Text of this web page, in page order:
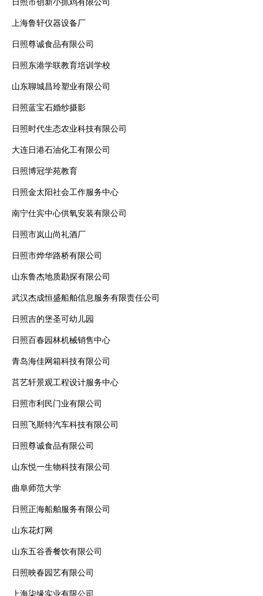
日照市创新小抓鸡有限公司
上海鲁轩仪器设备厂
日照尊诚食品有限公司
日照东港学联教育培训学校
山东聊城昌玲塑业有限公司
日照蓝宝石婚纱摄影
日照时代生态农业科技有限公司
大连日港石油化工有限公司
日照博冠学苑教育
日照金太阳社会工作服务中心
南宁仕宾中心供氧安装有限公司
日照市岚山尚礼酒厂
日照市烨华路桥有限公司
山东鲁杰地质勘探有限公司
武汉杰成恒盛船舶信息服务有限责任公司
日照吉的堡圣可幼儿园
日照百春园林机械销售中心
青岛海佳网箱科技有限公司
莒艺轩景观工程设计服务中心
日照市利民门业有限公司
日照飞斯特汽车科技有限公司
日照尊诚食品有限公司
山东悦一生物科技有限公司
曲阜师范大学
日照正海船舶服务有限公司
山东花灯网
山东五谷香餐饮有限公司
日照映春园艺有限公司
上海柒缘实业有限公司